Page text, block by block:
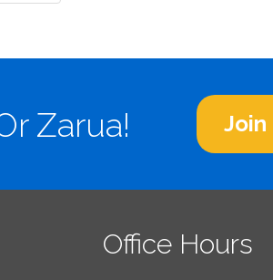
Zarua! Join
Office Hours